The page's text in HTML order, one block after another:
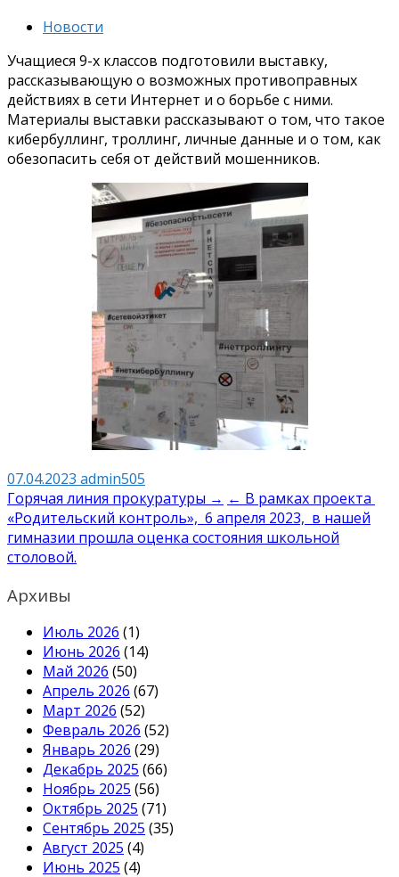
Новости
Учащиеся 9-х классов подготовили выставку,
рассказывающую о возможных противоправных
действиях в сети Интернет и о борьбе с ними.
Материалы выставки рассказывают о том, что такое
кибербуллинг, троллинг, личные данные и о том, как
обезопасить себя от действий мошенников.
07.04.2023 admin505
Навигация
по
записям
Горячая линия прокуратуры → ← В рамках проекта
«Родительский контроль», 6 апреля 2023, в нашей
гимназии прошла оценка состояния школьной
столовой.
Архивы
Июль 2026 (1)
Июнь 2026 (14)
Май 2026 (50)
Апрель 2026 (67)
Март 2026 (52)
Февраль 2026 (52)
Январь 2026 (29)
Декабрь 2025 (66)
Ноябрь 2025 (56)
Октябрь 2025 (71)
Сентябрь 2025 (35)
Август 2025 (4)
Июнь 2025 (4)